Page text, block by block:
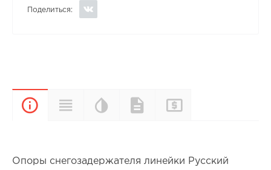
Поделиться:
ОписаниеХарактеристики
Цветовая
палитра
Документы
Опоры снегозадержателя линейки Русский